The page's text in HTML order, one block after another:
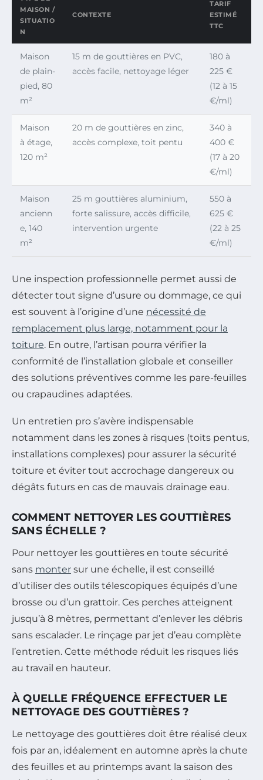
MAISON /
SITUATIO
N
CONTEXTE
TARIF
ESTIMÉ
TTC
Maison
de plain-
pied, 80
m²
15 m de gouttières en PVC,
accès facile, nettoyage léger
180 à
225 €
(12 à 15
€/ml)
Maison
à étage,
120 m²
20 m de gouttières en zinc,
accès complexe, toit pentu
340 à
400 €
(17 à 20
€/ml)
Maison
ancienn
e, 140
m²
25 m gouttières aluminium,
forte salissure, accès difficile,
intervention urgente
550 à
625 €
(22 à 25
€/ml)
Une inspection professionnelle permet aussi de
détecter tout signe d’usure ou dommage, ce qui
est souvent à l’origine d’une nécessité de
remplacement plus large, notamment pour la
toiture. En outre, l’artisan pourra vérifier la
conformité de l’installation globale et conseiller
des solutions préventives comme les pare-feuilles
ou crapaudines adaptées.
Un entretien pro s’avère indispensable
notamment dans les zones à risques (toits pentus,
installations complexes) pour assurer la sécurité
toiture et éviter tout accrochage dangereux ou
dégâts futurs en cas de mauvais drainage eau.
COMMENT NETTOYER LES GOUTTIÈRES
SANS ÉCHELLE ?
Pour nettoyer les gouttières en toute sécurité
sans monter sur une échelle, il est conseillé
d’utiliser des outils télescopiques équipés d’une
brosse ou d’un grattoir. Ces perches atteignent
jusqu’à 8 mètres, permettant d’enlever les débris
sans escalader. Le rinçage par jet d’eau complète
l’entretien. Cette méthode réduit les risques liés
au travail en hauteur.
À QUELLE FRÉQUENCE EFFECTUER LE
NETTOYAGE DES GOUTTIÈRES ?
Le nettoyage des gouttières doit être réalisé deux
fois par an, idéalement en automne après la chute
des feuilles et au printemps avant la saison des